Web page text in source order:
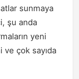
sunmaya
şu anda
yeni
çok sayıda